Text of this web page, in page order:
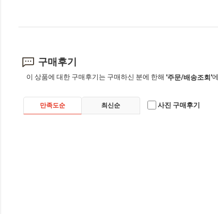
구매후기
이 상품에 대한 구매후기는 구매하신 분에 한해 '주문/배송조회'
만족도순 최신순 사진 구매후기